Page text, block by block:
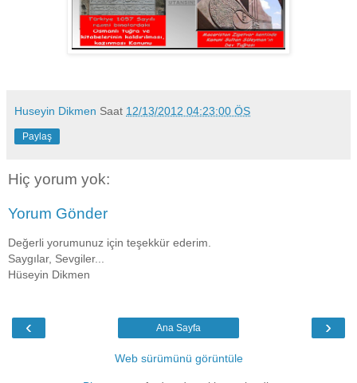
Huseyin Dikmen Saat 12/13/2012 04:23:00 ÖS
Paylaş
Hiç yorum yok:
Yorum Gönder
Değerli yorumunuz için teşekkür ederim.
Saygılar, Sevgiler...
Hüseyin Dikmen
‹ ›
Ana Sayfa
Web sürümünü görüntüle